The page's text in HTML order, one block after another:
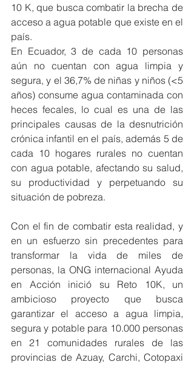
10 K, que busca combatir la brecha de
acceso a agua potable que existe en el
país.
En Ecuador, 3 de cada 10 personas
aún no cuentan con agua limpia y
segura, y el 36,7% de niñas y niños (<5
años) consume agua contaminada con
heces fecales, lo cual es una de las
principales causas de la desnutrición
crónica infantil en el país, además 5 de
cada 10 hogares rurales no cuentan
con agua potable, afectando su salud,
su productividad y perpetuando su
situación de pobreza.
Con el fin de combatir esta realidad, y
en un esfuerzo sin precedentes para
transformar la vida de miles de
personas, la ONG internacional Ayuda
en Acción inició su Reto 10K, un
ambicioso proyecto que busca
garantizar el acceso a agua limpia,
segura y potable para 10.000 personas
en 21 comunidades rurales de las
provincias de Azuay, Carchi, Cotopaxi